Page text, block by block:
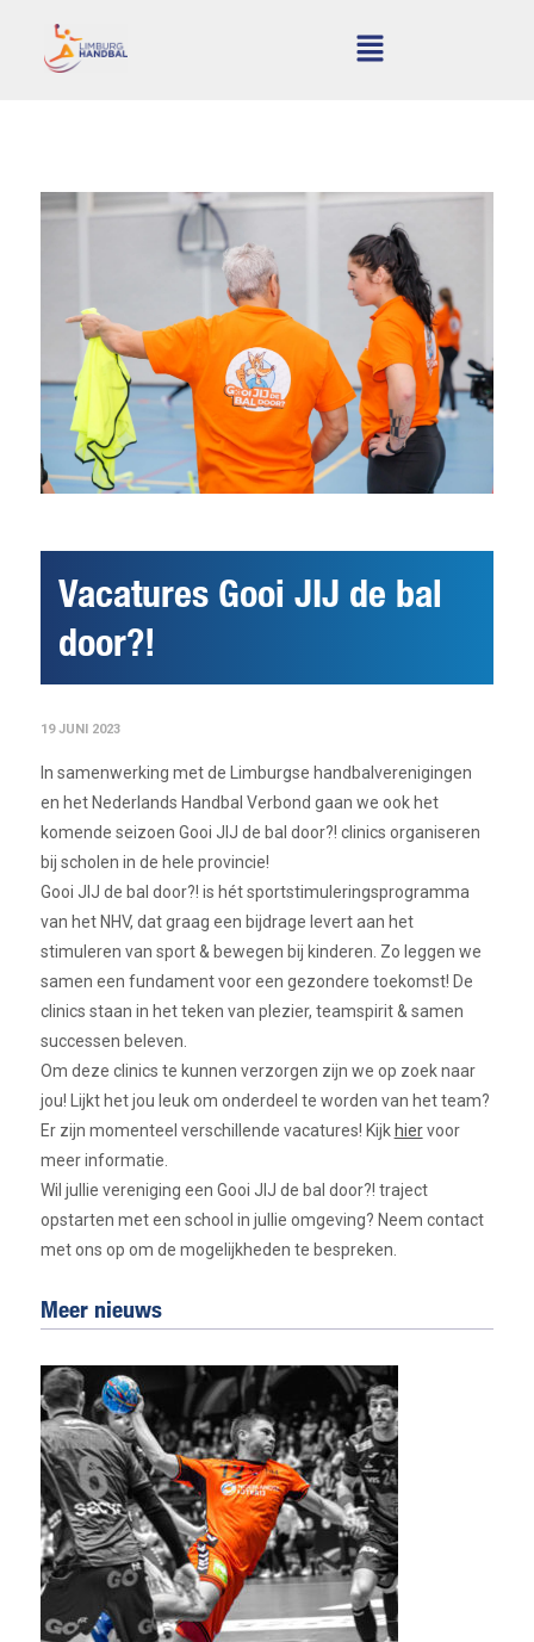
Vacatures Gooi JIJ de bal
door?!
19 JUNI 2023
In samenwerking met de Limburgse handbalverenigingen
en het Nederlands Handbal Verbond gaan we ook het
komende seizoen Gooi JIJ de bal door?! clinics organiseren
bij scholen in de hele provincie!
Gooi JIJ de bal door?! is hét sportstimuleringsprogramma
van het NHV, dat graag een bijdrage levert aan het
stimuleren van sport & bewegen bij kinderen. Zo leggen we
samen een fundament voor een gezondere toekomst! De
clinics staan in het teken van plezier, teamspirit & samen
successen beleven.
Om deze clinics te kunnen verzorgen zijn we op zoek naar
jou! Lijkt het jou leuk om onderdeel te worden van het team?
Er zijn momenteel verschillende vacatures! Kijk hiervoor
meer informatie.
Wil jullie vereniging een Gooi JIJ de bal door?! traject
opstarten met een school in jullie omgeving? Neem contact
met ons op om de mogelijkheden te bespreken.
Meer nieuws